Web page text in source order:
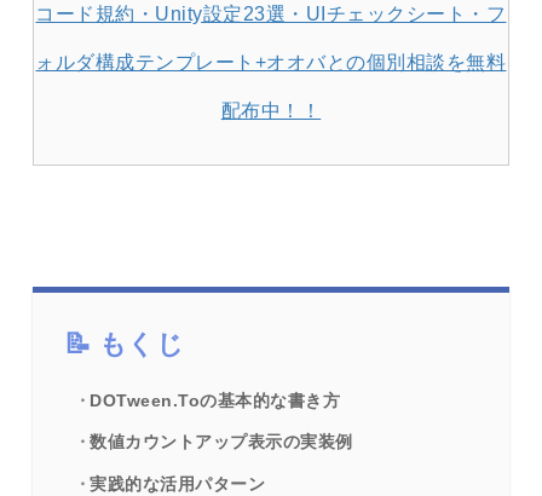
コード規約・Unity設定23選・UIチェックシート・フ
ォルダ構成テンプレート+オオバとの個別相談を無料
配布中！！
もくじ
DOTween.Toの基本的な書き方
数値カウントアップ表示の実装例
実践的な活用パターン